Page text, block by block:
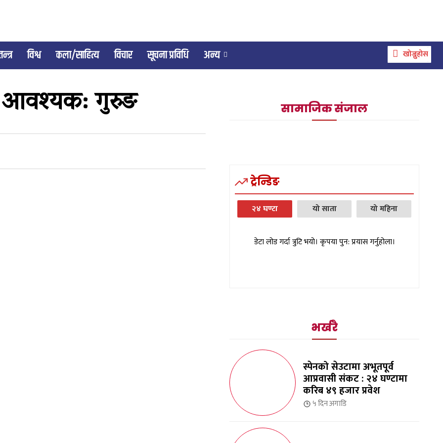
विश्व कला/साहित्य विचार सूचना प्रविधि अन्य खोज्नुहोस
आवश्यक: गुरुङ सामाजिक संजाल
ट्रेन्डिङ
२४ घण्टा यो साता यो महिना
डेटा लोड गर्दा त्रुटि भयो। कृपया पुन: प्रयास गर्नुहोला।
भर्खरै
स्पेनको सेउटामा अभूतपूर्व
आप्रवासी संकट : २४ घण्टामा
करिब ४९ हजार प्रवेश
५ दिनअगाडि